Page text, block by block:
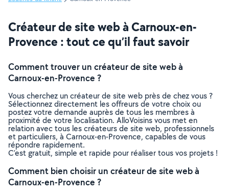
Créateur de site web à Carnoux-en-
Provence : tout ce qu’il faut savoir
Comment trouver un créateur de site web à
Carnoux-en-Provence ?
Vous cherchez un créateur de site web près de chez vous ?
Sélectionnez directement les offreurs de votre choix ou
postez votre demande auprès de tous les membres à
proximité de votre localisation. AlloVoisins vous met en
relation avec tous les créateurs de site web, professionnels
et particuliers, à Carnoux-en-Provence, capables de vous
répondre rapidement.
C’est gratuit, simple et rapide pour réaliser tous vos projets !
Comment bien choisir un créateur de site web à
Carnoux-en-Provence ?